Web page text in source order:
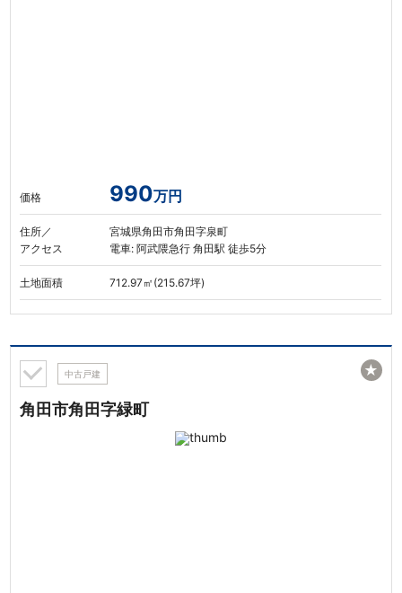
価格 990万円
住所／
アクセス
宮城県角田市角田字泉町
電車: 阿武隈急行 角田駅 徒歩5分
土地面積 712.97㎡(215.67坪)
中古戸建
角田市角田字緑町
★